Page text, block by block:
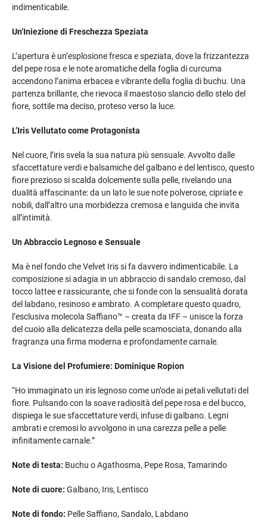
indimenticabile.
Un’Iniezione di Freschezza Speziata
L’apertura è un’esplosione fresca e speziata, dove la frizzantezza
del pepe rosa e le note aromatiche della foglia di curcuma
accendono l’anima erbacea e vibrante della foglia di buchu. Una
partenza brillante, che rievoca il maestoso slancio dello stelo del
fiore, sottile ma deciso, proteso verso la luce.
L’Iris Vellutato come Protagonista
Nel cuore, l’iris svela la sua natura più sensuale. Avvolto dalle
sfaccettature verdi e balsamiche del galbano e del lentisco, questo
fiore prezioso si scalda dolcemente sulla pelle, rivelando una
dualità affascinante: da un lato le sue note polverose, cipriate e
nobili, dall’altro una morbidezza cremosa e languida che invita
all’intimità.
Un Abbraccio Legnoso e Sensuale
Ma è nel fondo che Velvet Iris si fa davvero indimenticabile. La
composizione si adagia in un abbraccio di sandalo cremoso, dal
tocco lattee e rassicurante, che si fonde con la sensualità dorata
del labdano, resinoso e ambrato. A completare questo quadro,
l’esclusiva molecola Saffiano™ – creata da IFF – unisce la forza
del cuoio alla delicatezza della pelle scamosciata, donando alla
fragranza una firma moderna e profondamente carnale.
La Visione del Profumiere: Dominique Ropion
“Ho immaginato un iris legnoso come un’ode ai petali vellutati del
fiore. Pulsando con la soave radiosità del pepe rosa e del bucco,
dispiega le sue sfaccettature verdi, infuse di galbano. Legni
ambrati e cremosi lo avvolgono in una carezza pelle a pelle
infinitamente carnale.”
Note di testa: Buchu o Agathosma, Pepe Rosa, Tamarindo
Note di cuore: Galbano, Iris, Lentisco
Note di fondo: Pelle Saffiano, Sandalo, Labdano